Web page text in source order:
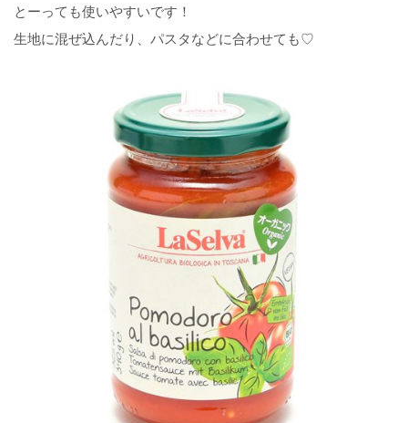
とーっても使いやすいです！
生地に混ぜ込んだり、パスタなどに合わせても♡